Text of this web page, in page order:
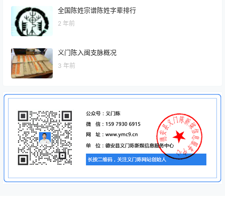
全国陈姓宗谱陈姓字辈排行
2 年前
义门陈入闽支脉概况
3 年前